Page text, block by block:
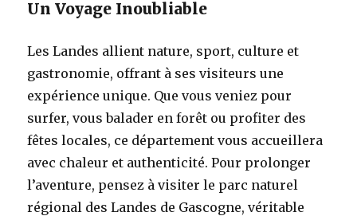
Un Voyage Inoubliable
Les Landes allient nature, sport, culture et
gastronomie, offrant à ses visiteurs une
expérience unique. Que vous veniez pour
surfer, vous balader en forêt ou profiter des
fêtes locales, ce département vous accueillera
avec chaleur et authenticité. Pour prolonger
l’aventure, pensez à visiter le parc naturel
régional des Landes de Gascogne, véritable